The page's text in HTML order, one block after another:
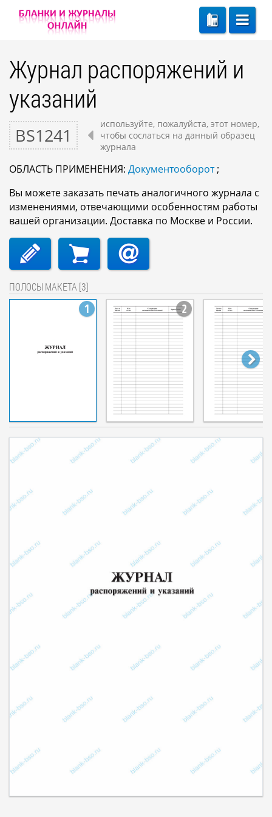
Журнал распоряжений и
указаний
BS1241
используйте, пожалуйста, этот номер,
чтобы сослаться на данный образец
журнала
ОБЛАСТЬ ПРИМЕНЕНИЯ: Документооборот;
Вы можете заказать печать аналогичного журнала с
изменениями, отвечающими особенностям работы
вашей организации. Доставка по Москве и России.
ПОЛОСЫ МАКЕТА [3]
1 2